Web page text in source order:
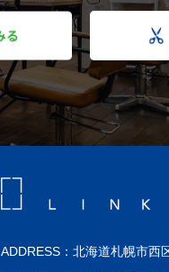
ADDRESS：北海道札幌市西